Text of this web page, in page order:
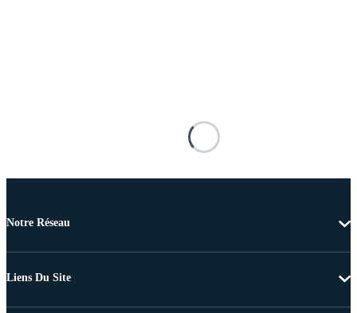
Notre Réseau
Liens Du Site